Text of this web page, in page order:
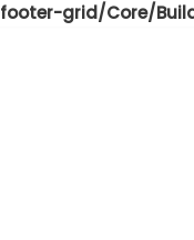
grid/Core/